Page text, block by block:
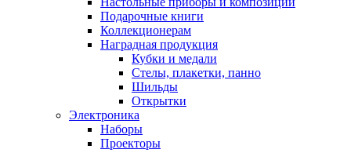
Подарочные книги
Коллекционерам
Наградная продукция
Кубки и медали
Стелы, плакетки, панно
Шильды
Открытки
Электроника
Наборы
Проекторы